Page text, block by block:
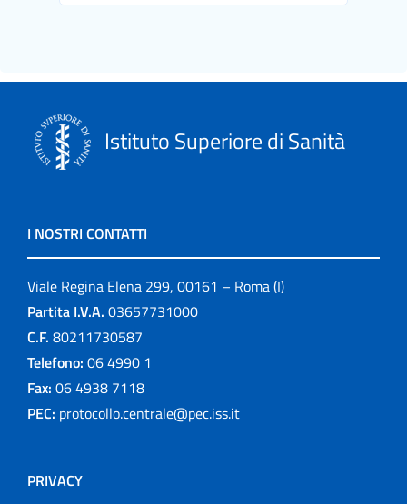
Istituto Superiore di Sanità
I NOSTRI CONTATTI
Viale Regina Elena 299, 00161 – Roma (I)
Partita I.V.A. 03657731000
C.F. 80211730587
Telefono: 06 4990 1
Fax: 06 4938 7118
PEC: protocollo.centrale@pec.iss.it
PRIVACY